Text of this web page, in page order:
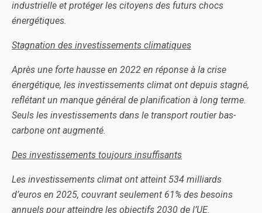
industrielle et protéger les citoyens des futurs chocs
énergétiques.
Stagnation des investissements climatiques
Après une forte hausse en 2022 en réponse à la crise
énergétique, les investissements climat ont depuis stagné,
reflétant un manque général de planification à long terme.
Seuls les investissements dans le transport routier bas-
carbone ont augmenté.
Des investissements toujours insuffisants
Les investissements climat ont atteint 534 milliards
d’euros en 2025, couvrant seulement 61% des besoins
annuels pour atteindre les objectifs 2030 de l’UE.